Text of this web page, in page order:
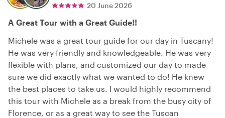
20 June 2026
A Great Tour with a Great Guide!!
Michele was a great tour guide for our day in Tuscany!
He was very friendly and knowledgeable. He was very
flexible with plans, and customized our day to made
sure we did exactly what we wanted to do! He knew
the best places to take us. I would highly recommend
this tour with Michele as a break from the busy city of
Florence, or as a great way to see the Tuscan